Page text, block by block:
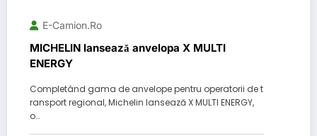
E-Camion.ro
MICHELIN lansează anvelopa X MULTI
ENERGY
Completând gama de anvelope pentru operatorii de t
ransport regional, Michelin lansează X MULTI ENERGY,
o…